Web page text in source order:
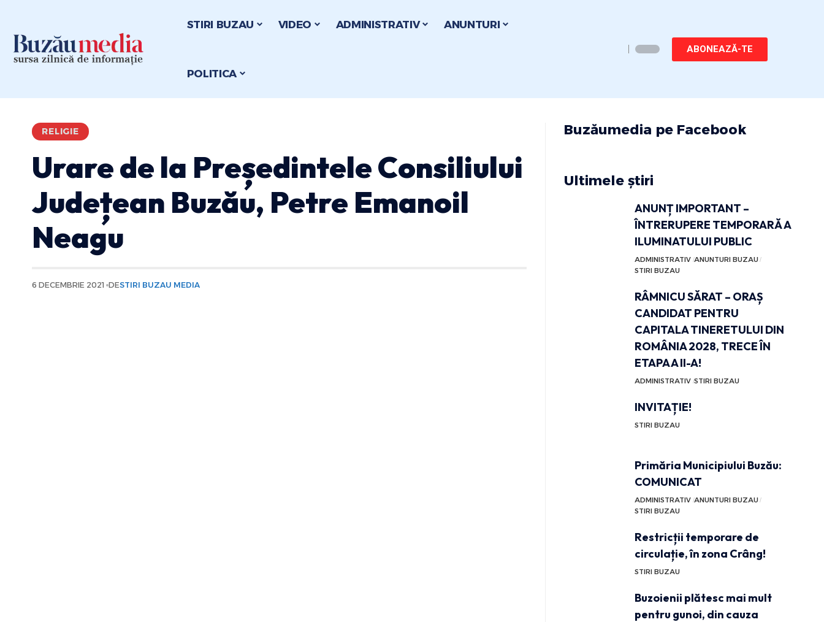
STIRI BUZAU VIDEO ADMINISTRATIV ANUNTURI
POLITICA
ABONEAZĂ-TE
RELIGIE
Urare de la Președintele Consiliului
Județean Buzău, Petre Emanoil
Neagu
6 DECEMBRIE 2021 DESTIRI BUZAU MEDIA
Buzăumedia pe Facebook
Ultimele știri
ANUNȚ IMPORTANT –
ÎNTRERUPERE TEMPORARĂ A
ILUMINATULUI PUBLIC
ADMINISTRATIV ANUNTURI BUZAU
STIRI BUZAU
RÂMNICU SĂRAT – ORAȘ
CANDIDAT PENTRU
CAPITALA TINERETULUI DIN
ROMÂNIA 2028, TRECE ÎN
ETAPA A II-A!
ADMINISTRATIV STIRI BUZAU
INVITAȚIE!
STIRI BUZAU
Primăria Municipiului Buzău:
COMUNICAT
ADMINISTRATIV ANUNTURI BUZAU
STIRI BUZAU
Restricții temporare de
circulație, în zona Crâng!
STIRI BUZAU
Buzoienii plătesc mai mult
pentru gunoi, din cauza